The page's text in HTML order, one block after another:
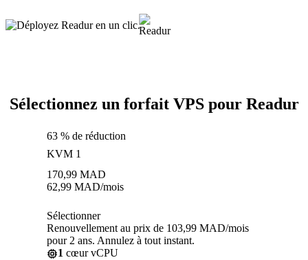
Sélectionnez un forfait VPS pour Readur
63 % de réduction
KVM 1
170,99 MAD
62,99 MAD/mois
Sélectionner
Renouvellement au prix de 103,99 MAD/mois
pour 2 ans. Annulez à tout instant.
1 cœur vCPU